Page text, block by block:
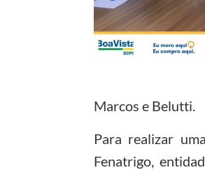
Marcos e Belutti.
Para realizar
Fenatrigo,